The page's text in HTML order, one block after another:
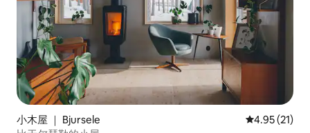
小木屋 ｜ Bjursele 平均评分
4.95 (21)